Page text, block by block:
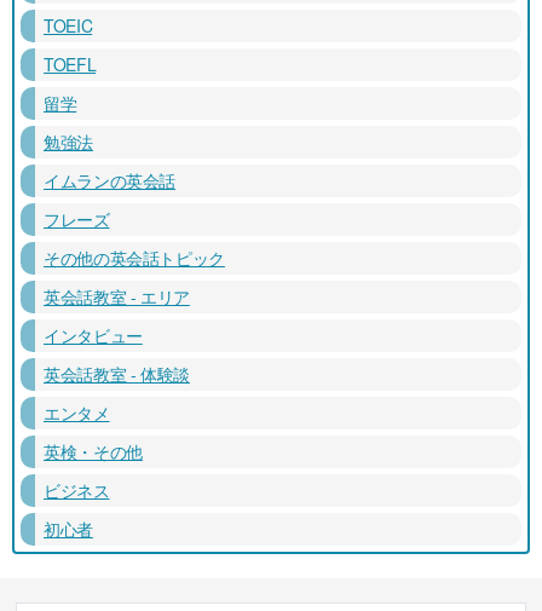
TOEIC
TOEFL
留学
勉強法
イムランの英会話
フレーズ
その他の英会話トピック
英会話教室 - エリア
インタビュー
英会話教室 - 体験談
エンタメ
英検・その他
ビジネス
初心者